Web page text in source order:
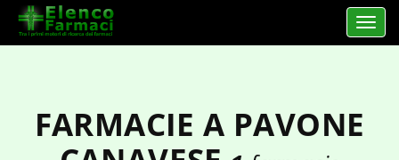
Apri
elencofarmaci.it
FARMACIE A PAVONE